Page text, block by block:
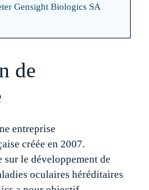
Gensight Biologics SA
de
entreprise
créée en 2007.
sur le développement de
oculaires héréditaires